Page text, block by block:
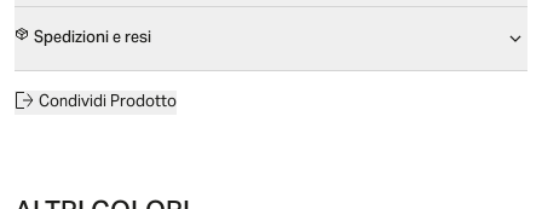
Spedizioni e resi
Condividi Prodotto